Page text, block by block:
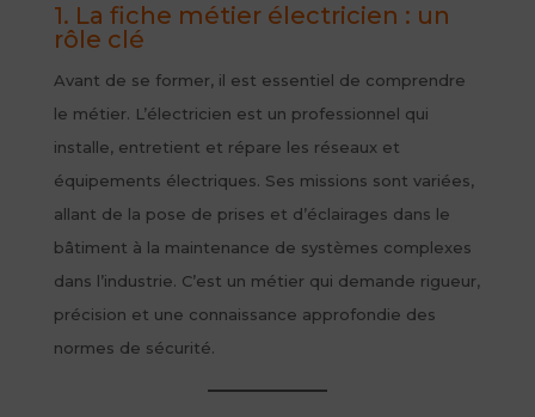
1. La fiche métier électricien : un
rôle clé
Avant de se former, il est essentiel de comprendre
le métier. L’électricien est un professionnel qui
installe, entretient et répare les réseaux et
équipements électriques. Ses missions sont variées,
allant de la pose de prises et d’éclairages dans le
bâtiment à la maintenance de systèmes complexes
dans l’industrie. C’est un métier qui demande rigueur,
précision et une connaissance approfondie des
normes de sécurité.